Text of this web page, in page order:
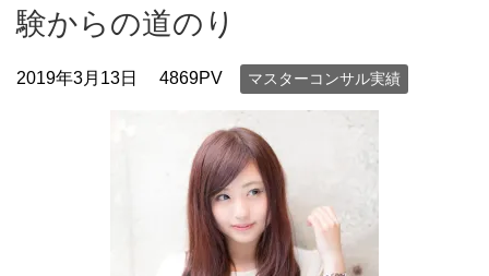
験からの道のり
2019年3月13日 4869PV マスターコンサル実績